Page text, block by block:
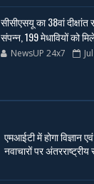
सीसीएसयू का 38वां
संपन्न, 199 मेधावियों को
NewsUP 24x7
एमआईटी में होगा विज्ञान
नवाचारों पर